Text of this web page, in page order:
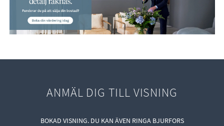
Badrummet är helkaklat med vitt kakel och på golvet ligger
klinkers i grått med skön golvvärme. Badrumsutrustningen
dusch med vikbara glasvägg och toalett. Spotlights i taket
ANMÄL DIG TILL VISNING
BOKAD VISNING. DU KAN ÄVEN RINGA BJURFORS